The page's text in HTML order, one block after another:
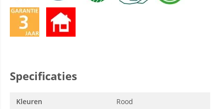
Specificaties
Kleuren
Rood